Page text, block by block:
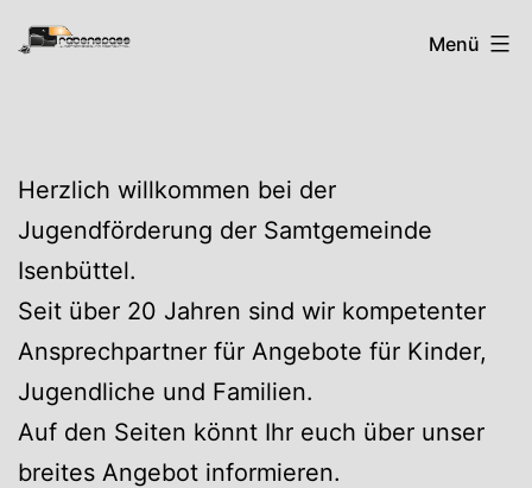
Zum
Inhalt
RabenspassMenü
Herzlich willkommen bei der
Jugendförderung der Samtgemeinde
Isenbüttel.
Seit über 20 Jahren sind wir kompetenter
Ansprechpartner für Angebote für Kinder,
Jugendliche und Familien.
Auf den Seiten könnt Ihr euch über unser
breites Angebot informieren.